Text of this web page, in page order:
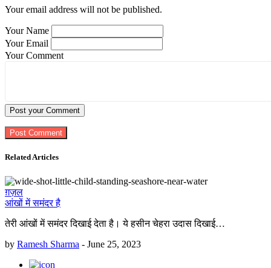
Your email address will not be published.
Your Name
Your Email
Your Comment
Post your Comment
Related Articles
ग़ज़ल
आंखों में समंदर है
तेरी आंखों में समंदर दिखाई देता है। ये हसीन चेहरा उदास दिखाई…
by Ramesh Sharma - June 25, 2023